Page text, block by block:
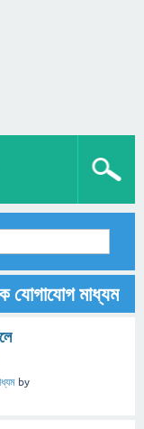
মাধ্যম
by